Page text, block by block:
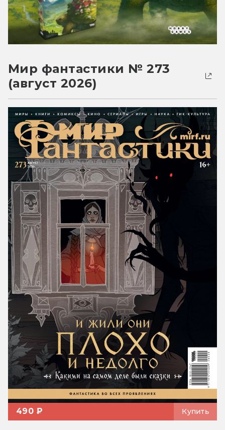
Мир фантастики № 273
(август 2026)
490 ₽ Купить